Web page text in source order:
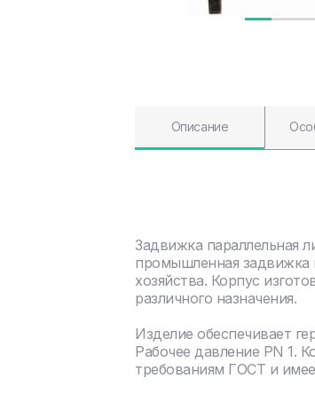
Описание
Задвижка параллельная
промышленная задвижка
хозяйства. Корпус
различного назначения.
Изделие обеспечивает
Рабочее давление PN 1.
требованиям ГОСТ и